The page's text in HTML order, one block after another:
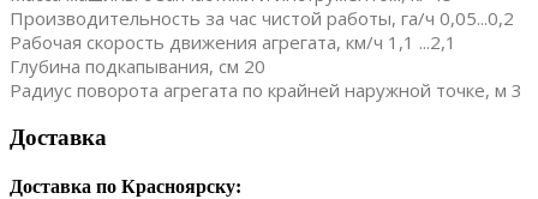
Производительность за час чистой работы, га/ч 0,05...0,2
Рабочая скорость движения агрегата, км/ч 1,1 ...2,1
Глубина подкапывания, см 20
Радиус поворота агрегата по крайней наружной точке, м 3
Доставка
Доставка по Красноярску: